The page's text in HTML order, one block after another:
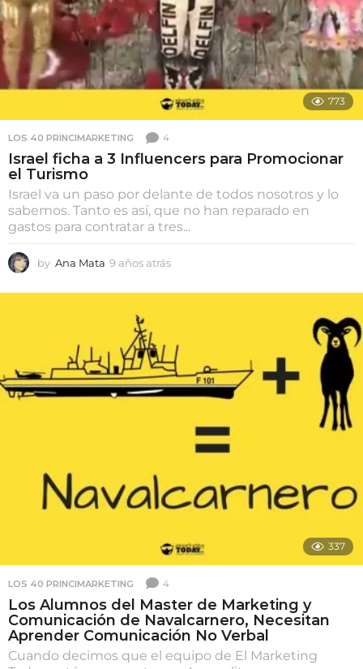
773
LOS 40 PRINCIMARKETING 4
Israel ficha a 3 Influencers para Promocionar
el Turismo
Israel va un paso por delante de todos nosotros y lo
sabemos. Tanto es así, que no han reparado en
gastos para contratar a tres...
by Ana Mata 9 años atrás
ñ
t
r
á
s
337
LOS 40 PRINCIMARKETING 4
Los Alumnos del Master de Marketing y
Comunicación de Navalcarnero, Necesitan
Aprender Comunicación No Verbal
Cuando decimos que el equipo de El Marketing